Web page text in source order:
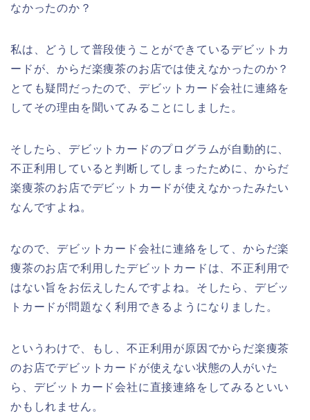
なかったのか？
私は、どうして普段使うことができているデビットカ
ードが、からだ楽痩茶のお店では使えなかったのか？
とても疑問だったので、デビットカード会社に連絡を
してその理由を聞いてみることにしました。
そしたら、デビットカードのプログラムが自動的に、
不正利用していると判断してしまったために、からだ
楽痩茶のお店でデビットカードが使えなかったみたい
なんですよね。
なので、デビットカード会社に連絡をして、からだ楽
痩茶のお店で利用したデビットカードは、不正利用で
はない旨をお伝えしたんですよね。そしたら、デビッ
トカードが問題なく利用できるようになりました。
というわけで、もし、不正利用が原因でからだ楽痩茶
のお店でデビットカードが使えない状態の人がいた
ら、デビットカード会社に直接連絡をしてみるといい
かもしれません。